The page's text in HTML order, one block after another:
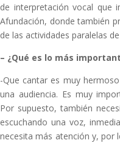
de interpretación vocal que
Afundación, donde también
de las actividades paralelas
– ¿Qué es lo más
-Que cantar es muy
una audiencia. Es muy
Por supuesto, también
escuchando una voz,
necesita más atención y, por